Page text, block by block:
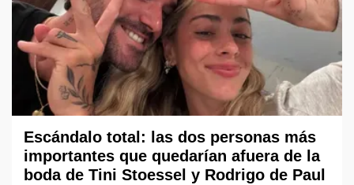
Escándalo total: las dos personas más
importantes que quedarían afuera de la
boda de Tini Stoessel y Rodrigo de Paul